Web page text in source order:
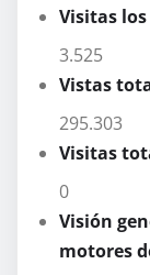
Visitas
3.525
Vistas
295.303
Visitas
0
Visión
motores